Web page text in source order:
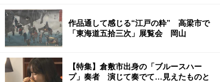
作品通して感じる“江戸の粋” 高梁市で
「東海道五拾三次」展覧会 岡山
【特集】倉敷市出身の「ブルースハー
プ」奏者 演じて奏でて…見えたものと